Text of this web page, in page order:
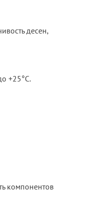
десен,
+25°C.
компонентов